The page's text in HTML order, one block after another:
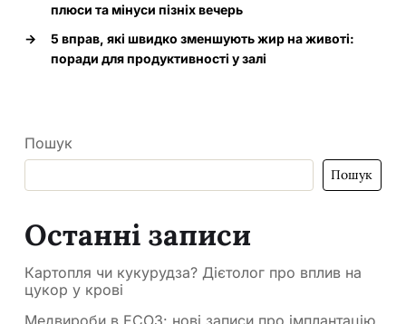
плюси та мінуси пізніх вечерь
→
5 вправ, які швидко зменшують жир на животі:
поради для продуктивності у залі
Пошук
Пошук
Останні записи
Картопля чи кукурудза? Дієтолог про вплив на
цукор у крові